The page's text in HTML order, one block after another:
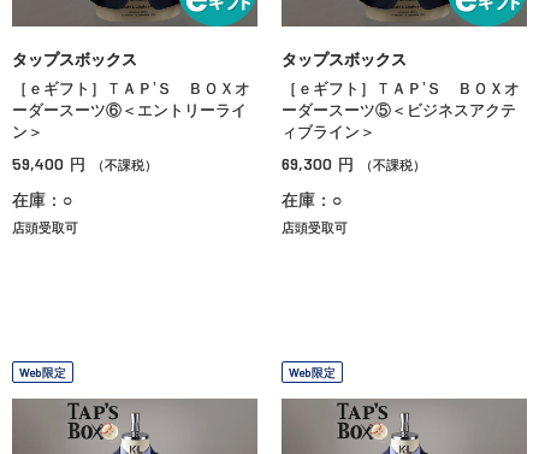
タップスボックス
［ｅギフト］ＴＡＰ’Ｓ ＢＯＸオ
ーダースーツ⑥＜エントリーライ
ン＞
59,400 円 （不課税）
在庫：○
店頭受取可
タップスボックス
［ｅギフト］ＴＡＰ’Ｓ ＢＯＸオ
ーダースーツ⑤＜ビジネスアクテ
ィブライン＞
69,300 円 （不課税）
在庫：○
店頭受取可
Web限定 Web限定